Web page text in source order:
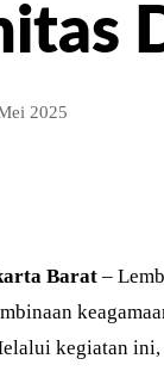
2025
Barat –
kegiatan